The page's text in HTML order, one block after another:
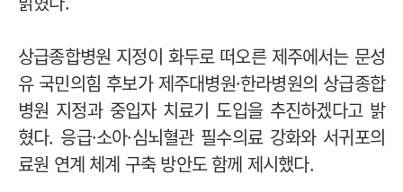
상급종합병원 지정이 화두로 떠오른 제주에서는 문성
유 국민의힘 후보가 제주대병원·한라병원의 상급종합
병원 지정과 중입자 치료기 도입을 추진하겠다고 밝
혔다. 응급·소아·심뇌혈관 필수의료 강화와 서귀포의
료원 연계 체계 구축 방안도 함께 제시했다.